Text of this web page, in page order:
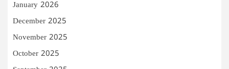
January 2026
December 2025
November 2025
October 2025